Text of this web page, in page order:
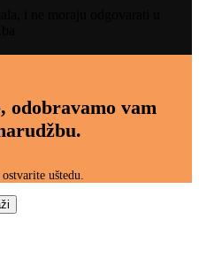
odobravamo vam
uštedu.